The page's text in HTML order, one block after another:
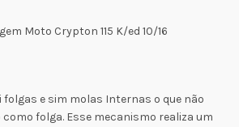
Moto Crypton 115 K/ed 10/16
folgas e sim molas Internas o que não
folga. Esse mecanismo realiza um